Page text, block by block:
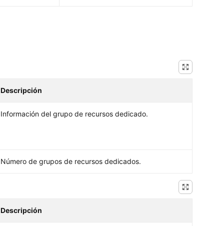
Descripción
Información del grupo de recursos dedicado.
Número de grupos de recursos dedicados.
Descripción